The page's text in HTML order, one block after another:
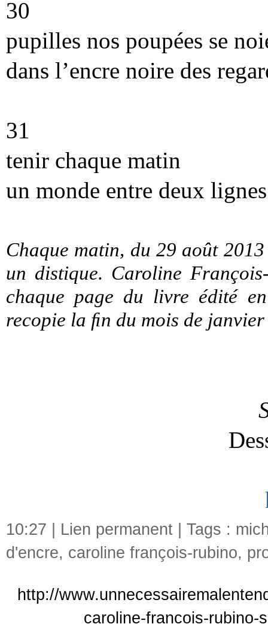
30
pupilles nos poupées se
dans l’encre noire des
31
tenir chaque matin
un monde entre deux
Chaque matin, du 29 août
un distique. Caroline
chaque page du livre édité
recopie la ﬁn du mois de
10:27 | Lien permanent | Tags :
d'encre, caroline françois-rubino,
http://
caroline-francois-rubino-